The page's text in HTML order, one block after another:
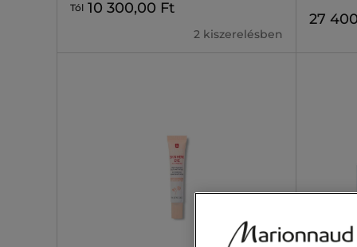
Tól 10 300,00 Ft
2 kiszerelésben
27